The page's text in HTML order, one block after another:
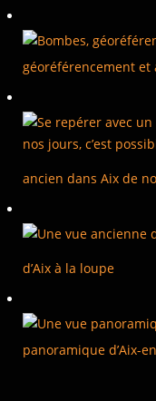
géoréférencement et
ancien dans Aix de
d’Aix à la loupe
panoramique d’Aix-